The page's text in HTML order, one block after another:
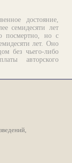
достояние,
семидесяти лет
посмертно, но с
лет. Оно
без чьего-либо
авторского